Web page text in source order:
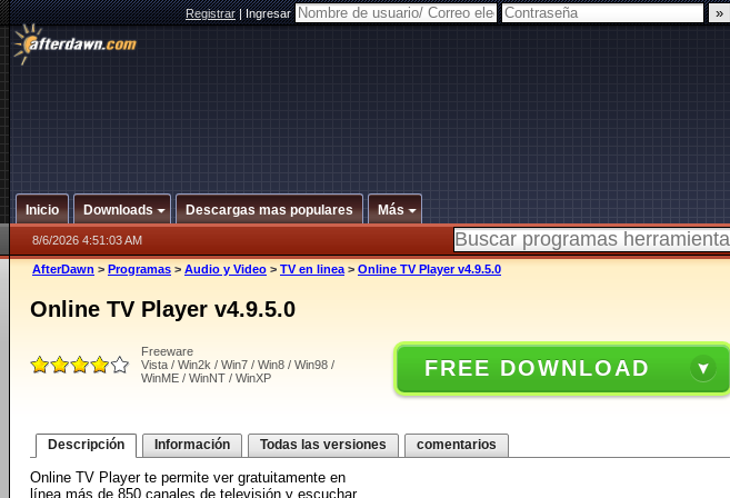
Registrar|Ingresar
Inicio Downloads Descargas mas populares Más
8/6/2026 4:51:03 AM
AfterDawn > Programas > Audio y Video > TV en linea > Online TV Player v4.9.5.0
Online TV Player v4.9.5.0
Freeware
Vista / Win2k / Win7 / Win8 / Win98 /
WinME / WinNT / WinXP
FREE DOWNLOAD
Descripción Información Todas las versiones comentarios
Online TV Player te permite ver gratuitamente en
línea más de 850 canales de televisión y escuchar